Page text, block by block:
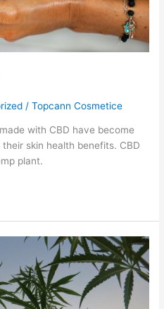
/Topcann Cosmetice
with CBD have become
skin health benefits. CBD
plant.